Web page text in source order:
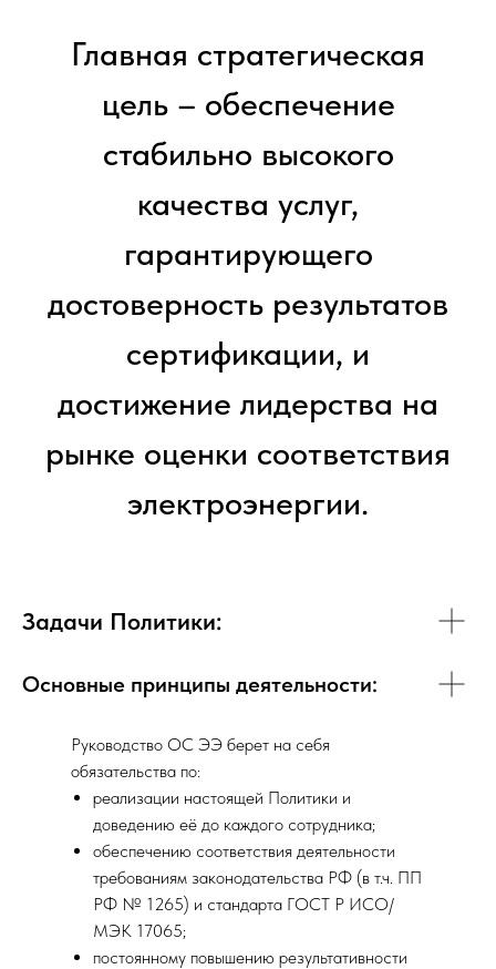
Главная стратегическая
цель – обеспечение
стабильно высокого
качества услуг,
гарантирующего
достоверность результатов
сертификации, и
достижение лидерства на
рынке оценки соответствия
электроэнергии.
Задачи Политики:
Основные принципы деятельности:
Руководство ОС ЭЭ берет на себя
обязательства по:
реализации настоящей Политики и
доведению её до каждого сотрудника;
обеспечению соответствия деятельности
требованиям законодательства РФ (в т.ч. ПП
РФ № 1265) и стандарта ГОСТ Р ИСО/
МЭК 17065;
постоянному повышению результативности